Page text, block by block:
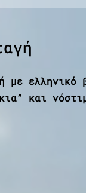
με ελληνικό
και